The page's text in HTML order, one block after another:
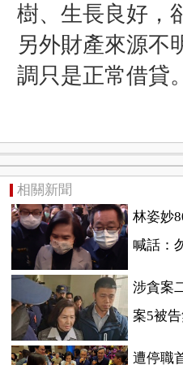
樹、生長良好，
另外財產來源不
調只是正常借貸。
相關新聞
林姿妙
喊話：
涉貪案
案5被告
遭停職